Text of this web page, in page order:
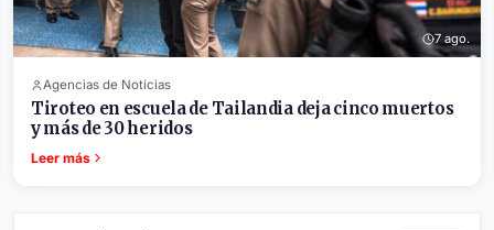
7 ago.
Agencias de Noticias
Tiroteo en escuela de Tailandia deja cinco muertos
y más de 30 heridos
Leer más